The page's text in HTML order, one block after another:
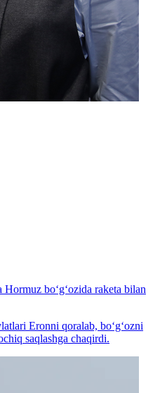
bo‘g‘ozida raketa bilan
Eronni qoralab, bo‘g‘ozni
saqlashga chaqirdi.